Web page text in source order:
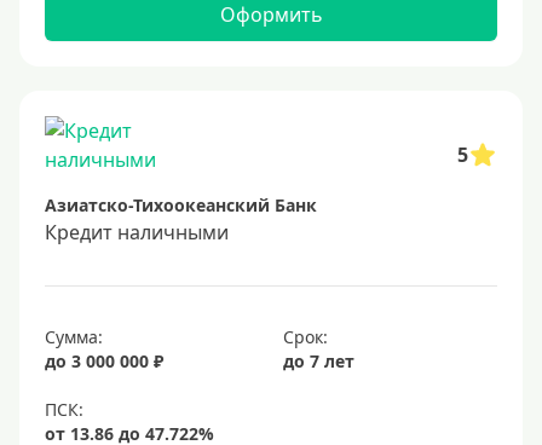
Оформить
5
Азиатско-Тихоокеанский Банк
Кредит наличными
Сумма:
до 3 000 000 ₽
Срок:
до 7 лет